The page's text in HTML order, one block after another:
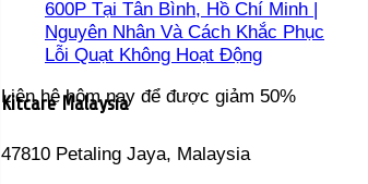
600P Tại Tân Bình, Hồ Chí Minh |
Nguyên Nhân Và Cách Khắc Phục
Lỗi Quạt Không Hoạt Động
Liên hệ hôm nay để được giảm 50%
Kitcare Malaysia
47810 Petaling Jaya, Malaysia